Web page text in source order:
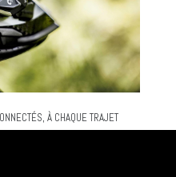
À CHAQUE TRAJET